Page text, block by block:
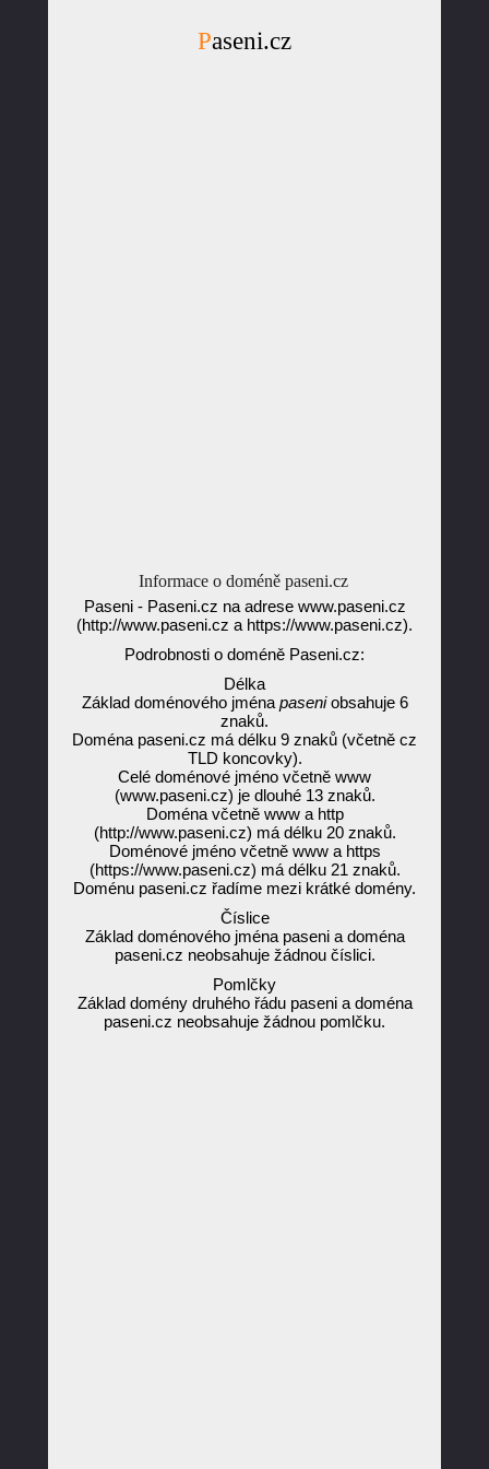
Paseni.cz
Informace o doméně paseni.cz
Paseni - Paseni.cz na adrese www.paseni.cz
(http://www.paseni.cz a https://www.paseni.cz).
Podrobnosti o doméně Paseni.cz:
Délka
Základ doménového jména paseniobsahuje 6
znaků.
Doména paseni.cz má délku 9 znaků (včetně cz
TLD koncovky).
Celé doménové jméno včetně www
(www.paseni.cz) je dlouhé 13 znaků.
Doména včetně www a http
(http://www.paseni.cz) má délku 20 znaků.
Doménové jméno včetně www a https
(https://www.paseni.cz) má délku 21 znaků.
Doménu paseni.cz řadíme mezi krátké domény.
Číslice
Základ doménového jména paseni a doména
paseni.cz neobsahuje žádnou číslici.
Pomlčky
Základ domény druhého řádu paseni a doména
paseni.cz neobsahuje žádnou pomlčku.